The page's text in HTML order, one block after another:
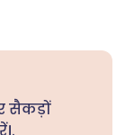
सैकड़ों